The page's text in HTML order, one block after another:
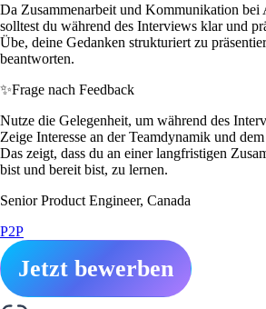
Da Zusammenarbeit und Kommunikation
solltest du während des Interviews klar und
Übe, deine Gedanken strukturiert zu
beantworten.
✨Frage nach Feedback
Nutze die Gelegenheit, um während des
Zeige Interesse an der Teamdynamik und
Das zeigt, dass du an einer langfristigen
bist und bereit bist, zu lernen.
Senior Product Engineer, Canada
P2P
Jetzt bewerben